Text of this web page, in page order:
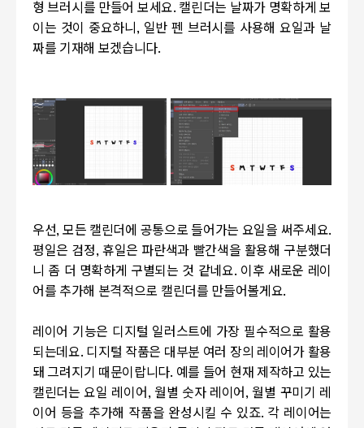
형 브러시를 만들어 보세요. 캘린더는 날짜가 명확하게 보
이는 것이 중요하니, 일반 펜 브러시를 사용해 요일과 날
짜를 기재해 보겠습니다.
우선, 모든 캘린더에 공통으로 들어가는 요일을 써주세요.
평일은 검정, 휴일은 파란색과 빨간색을 활용해 구분했더
니 좀 더 명확하게 구별되는 것 같네요. 이후 새로운 레이
어를 추가해 본격적으로 캘린더를 만들어볼게요.
레이어 기능은 디지털 일러스트에 가장 필수적으로 활용
되는데요. 디지털 작품은 대부분 여러 장의 레이어가 활용
돼 그려지기 때문이랍니다. 예를 들어 현재 제작하고 있는
캘린더는 요일 레이어 , 월별 숫자 레이어 ,월별 꾸미기 레
이어 등을 추가해 작품을 완성시킬 수 있죠. 각 레이어는